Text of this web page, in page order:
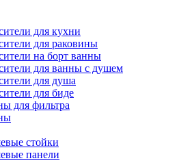
для кухни
для раковины
на борт ванны
для ванны с душем
для душа
для биде
для фильтра
стойки
панели